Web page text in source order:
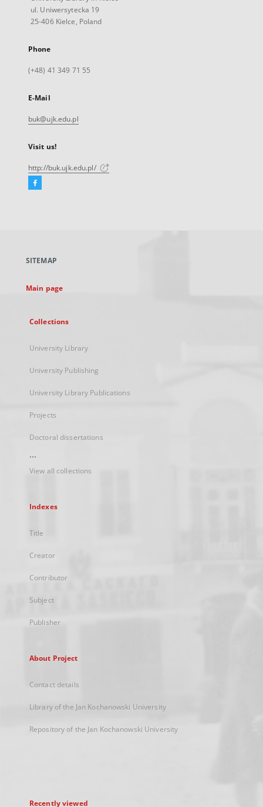
ul. Uniwersytecka 19
25-406 Kielce, Poland
Phone
(+48) 41 349 71 55
E-Mail
buk@ujk.edu.pl
Visit us!
http://buk.ujk.edu.pl/
Facebook
new
SITEMAP
Main page
Collections
University Library
University Publishing
University Library Publications
Projects
Doctoral dissertations
...
View all collections
Indexes
Title
Creator
Contributor
Subject
Publisher
About Project
Contact details
Library of the Jan Kochanowski University
Repository of the Jan Kochanowski University
Recently viewed